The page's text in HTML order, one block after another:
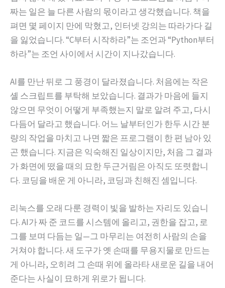
짜는 일은 늘 다른 사람의 몫이라고 생각했습니다. 책을
펴면 몇 페이지 만에 막혔고, 인터넷 강의는 따라가다 길
을 잃었습니다. “C부터 시작하라”는 조언과 “Python부터
하라”는 조언 사이에서 시간이 지나갔습니다.
AI를 만난 뒤로 그 풍경이 달라졌습니다. 처음에는 작은
셸 스크립트를 부탁해 보았습니다. 결과가 마음에 들지
않으면 무엇이 어떻게 부족했는지 말로 알려 주고, 다시
다듬어 달라고 했습니다. 어느 날부터인가 한두 시간 분
량의 작업을 마치고 나면 짧은 프로그램이 한 편 남아 있
곤 했습니다. 지금은 익숙해진 일상이지만, 처음 그 결과
가 화면에 떴을 때의 묘한 두근거림은 아직도 또렷합니
다. 코딩을 배운 게 아니라, 코딩과 친해진 셈입니다.
리눅스를 오래 다룬 경력이 빛을 발하는 자리도 있습니
다. AI가 짜 준 코드를 시스템에 올리고, 권한을 잡고, 로
그를 보며 다듬는 일—그 마무리는 여전히 사람의 손을
거쳐야 합니다. 새 도구가 옛 손때를 무용지물로 만드는
게 아니라, 오히려 그 손때 위에 올라타 새로운 길을 내어
준다는 사실이 묘하게 위로가 됩니다.